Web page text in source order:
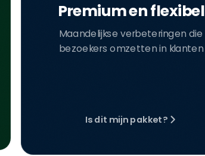
Premium en flexibel
Maandelijkse verbeteringen die
bezoekers omzetten in klanten
Is dit mijn pakket?